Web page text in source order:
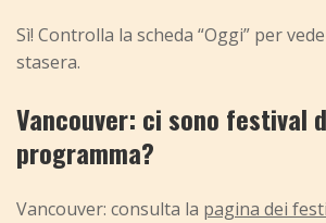
Sì! Controlla la scheda “Oggi” per
stasera.
Vancouver: ci sono festival
programma?
Vancouver: consulta la pagina dei